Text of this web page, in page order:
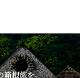
箱根旅を。